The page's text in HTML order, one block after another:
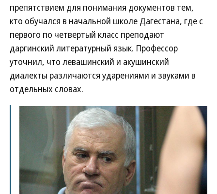
препятствием для понимания документов тем,
кто обучался в начальной школе Дагестана, где с
первого по четвертый класс преподают
даргинский литературный язык. Профессор
уточнил, что левашинский и акушинский
диалекты различаются ударениями и звуками в
отдельных словах.